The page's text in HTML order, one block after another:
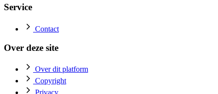
Service
Contact
Over deze site
Over dit platform
Copyright